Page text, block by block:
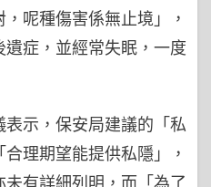
呢種傷害係無止境」，
症，並經常失眠，一度
示，保安局建議的「私
理期望能提供私隱」，
有詳細列明，而「為了